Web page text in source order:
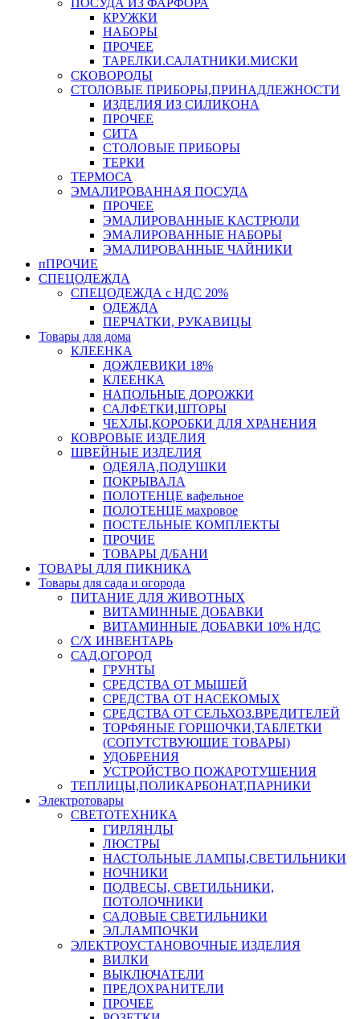
ПОСУДА ИЗ ФАРФОРА
КРУЖКИ
НАБОРЫ
ПРОЧЕЕ
ТАРЕЛКИ.САЛАТНИКИ.МИСКИ
СКОВОРОДЫ
СТОЛОВЫЕ ПРИБОРЫ,ПРИНАДЛЕЖНОСТИ
ИЗДЕЛИЯ ИЗ СИЛИКОНА
ПРОЧЕЕ
СИТА
СТОЛОВЫЕ ПРИБОРЫ
ТЕРКИ
ТЕРМОСА
ЭМАЛИРОВАННАЯ ПОСУДА
ПРОЧЕЕ
ЭМАЛИРОВАННЫЕ КАСТРЮЛИ
ЭМАЛИРОВАННЫЕ НАБОРЫ
ЭМАЛИРОВАННЫЕ ЧАЙНИКИ
пПРОЧИЕ
СПЕЦОДЕЖДА
СПЕЦОДЕЖДА с НДС 20%
ОДЕЖДА
ПЕРЧАТКИ, РУКАВИЦЫ
Товары для дома
КЛЕЕНКА
ДОЖДЕВИКИ 18%
КЛЕЕНКА
НАПОЛЬНЫЕ ДОРОЖКИ
САЛФЕТКИ,ШТОРЫ
ЧЕХЛЫ,КОРОБКИ ДЛЯ ХРАНЕНИЯ
КОВРОВЫЕ ИЗДЕЛИЯ
ШВЕЙНЫЕ ИЗДЕЛИЯ
ОДЕЯЛА,ПОДУШКИ
ПОКРЫВАЛА
ПОЛОТЕНЦЕ вафельное
ПОЛОТЕНЦЕ махровое
ПОСТЕЛЬНЫЕ КОМПЛЕКТЫ
ПРОЧИЕ
ТОВАРЫ Д/БАНИ
ТОВАРЫ ДЛЯ ПИКНИКА
Товары для сада и огорода
ПИТАНИЕ ДЛЯ ЖИВОТНЫХ
ВИТАМИННЫЕ ДОБАВКИ
ВИТАМИННЫЕ ДОБАВКИ 10% НДС
С/Х ИНВЕНТАРЬ
САД,ОГОРОД
ГРУНТЫ
СРЕДСТВА ОТ МЫШЕЙ
СРЕДСТВА ОТ НАСЕКОМЫХ
СРЕДСТВА ОТ СЕЛЬХОЗ.ВРЕДИТЕЛЕЙ
ТОРФЯНЫЕ ГОРШОЧКИ,ТАБЛЕТКИ
(СОПУТСТВУЮЩИЕ ТОВАРЫ)
УДОБРЕНИЯ
УСТРОЙСТВО ПОЖАРОТУШЕНИЯ
ТЕПЛИЦЫ,ПОЛИКАРБОНАТ,ПАРНИКИ
Электротовары
СВЕТОТЕХНИКА
ГИРЛЯНДЫ
ЛЮСТРЫ
НАСТОЛЬНЫЕ ЛАМПЫ,СВЕТИЛЬНИКИ
НОЧНИКИ
ПОДВЕСЫ, СВЕТИЛЬНИКИ,
ПОТОЛОЧНИКИ
САДОВЫЕ СВЕТИЛЬНИКИ
ЭЛ.ЛАМПОЧКИ
ЭЛЕКТРОУСТАНОВОЧНЫЕ ИЗДЕЛИЯ
ВИЛКИ
ВЫКЛЮЧАТЕЛИ
ПРЕДОХРАНИТЕЛИ
ПРОЧЕЕ